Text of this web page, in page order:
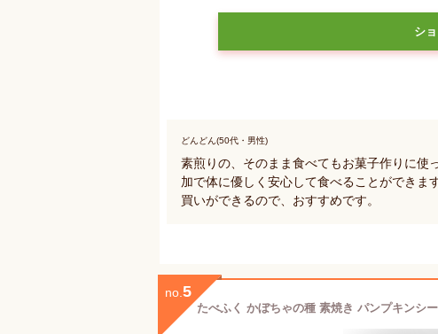
シ
どんどん(50代・男性)
素煎りの、そのまま食べてもお菓子作りに使
加で体に優しく安心して食べることができま
買いができるので、おすすめです。
no. 5